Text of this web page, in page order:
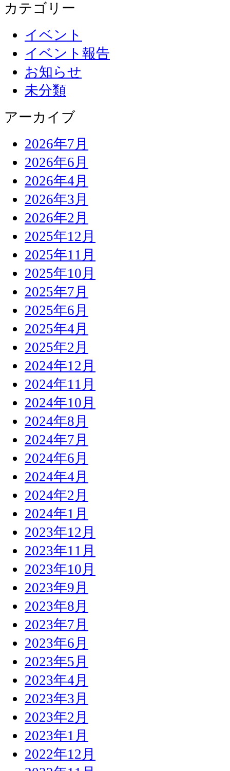
カテゴリー
イベント
イベント報告
お知らせ
未分類
アーカイブ
2026年7月
2026年6月
2026年4月
2026年3月
2026年2月
2025年12月
2025年11月
2025年10月
2025年7月
2025年6月
2025年4月
2025年2月
2024年12月
2024年11月
2024年10月
2024年8月
2024年7月
2024年6月
2024年4月
2024年2月
2024年1月
2023年12月
2023年11月
2023年10月
2023年9月
2023年8月
2023年7月
2023年6月
2023年5月
2023年4月
2023年3月
2023年2月
2023年1月
2022年12月